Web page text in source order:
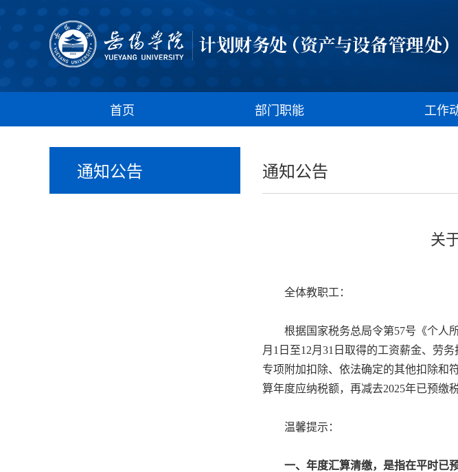
首页 部门职能 工作
通知公告 通知公告
关
全体教职工：
根据国家税务总局令第57号《个人
月1日至12月31日取得的工资薪金、劳
专项附加扣除、依法确定的其他扣除和
算年度应纳税额，再减去2025年已预缴
温馨提示：
一、年度汇算清缴，是指在平时已